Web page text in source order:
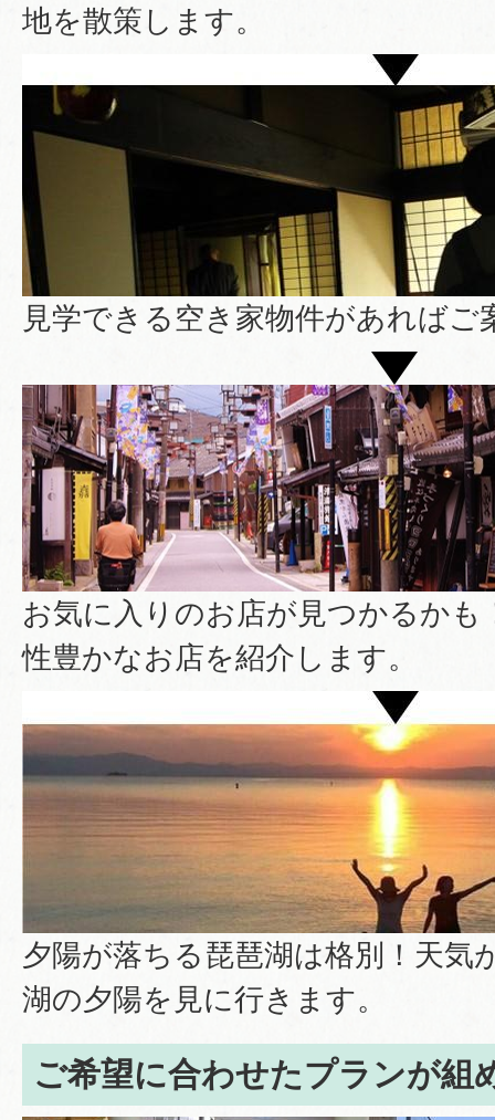
地を散策します。
見学できる空き家物件があればご
お気に入りのお店が見つかるかも
性豊かなお店を紹介します。
夕陽が落ちる琵琶湖は格別！天気
湖の夕陽を見に行きます。
ご希望に合わせたプランが組